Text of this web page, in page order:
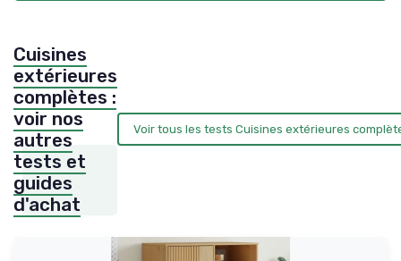
Cuisines
extérieures
complètes :
voir nos
autres
tests et
guides
d'achat
Voir tous les tests Cuisines extérieures